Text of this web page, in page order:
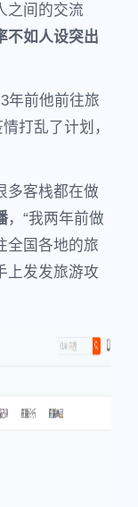
之间的交流
不如人设突出
年前他前往旅
打乱了计划，
多客栈都在做
，“我两年前做
全国各地的旅
上发发旅游攻